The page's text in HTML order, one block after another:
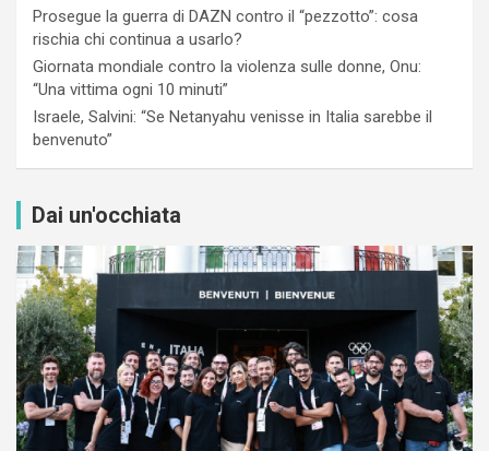
Prosegue la guerra di DAZN contro il “pezzotto”: cosa
rischia chi continua a usarlo?
Giornata mondiale contro la violenza sulle donne, Onu:
“Una vittima ogni 10 minuti”
Israele, Salvini: “Se Netanyahu venisse in Italia sarebbe il
benvenuto”
Dai un'occhiata